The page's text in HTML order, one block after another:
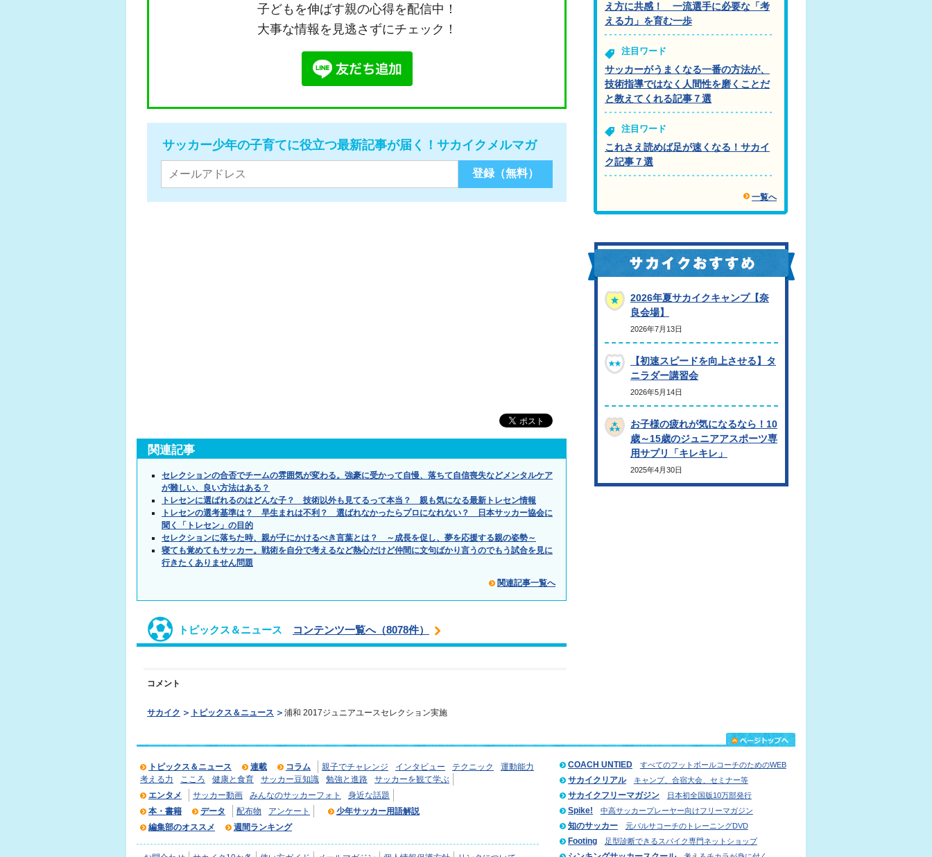
子どもを伸ばす親の心得を配信中！
大事な情報を見逃さずにチェック！
サッカー少年の子育てに役立つ最新記事が届く！サカイクメルマガ
関連記事
セレクションの合否でチームの雰囲気が変わる。強豪に受かって自慢、落ちて自信喪失などメンタルケア
が難しい、良い方法はある？
トレセンに選ばれるのはどんな子？ 技術以外も見てるって本当？ 親も気になる最新トレセン情報
トレセンの選考基準は？ 早生まれは不利？ 選ばれなかったらプロになれない？ 日本サッカー協会に
聞く「トレセン」の目的
セレクションに落ちた時、親が子にかけるべき言葉とは？ ～成長を促し、夢を応援する親の姿勢～
寝ても覚めてもサッカー。戦術を自分で考えるなど熱心だけど仲間に文句ばかり言うのでもう試合を見に
行きたくありません問題
関連記事一覧へ
トピックス＆ニュース コンテンツ一覧へ（8078件）
コメント
サカイク トピックス＆ニュース 浦和 2017ジュニアユースセレクション実施
え方に共感！ 一流選手に必要な「考
える力」を育む一歩
注目ワード
サッカーがうまくなる一番の方法が、
技術指導ではなく人間性を磨くことだ
と教えてくれる記事７選
注目ワード
これさえ読めば足が速くなる！サカイ
ク記事７選
一覧へ
2026年夏サカイクキャンプ【奈
良会場】
2026年7月13日
【初速スピードを向上させる】タ
ニラダー講習会
2026年5月14日
お子様の疲れが気になるなら！10
歳～15歳のジュニアアスポーツ専
用サプリ「キレキレ」
2025年4月30日
トピックス＆ニュース 連載 コラム 親子でチャレンジ インタビュー テクニック
運動能力
考える力
こころ 健康と食育 サッカー豆知識 勉強と進路
サッカーを観て学ぶ
エンタメ
サッカー動画 みんなのサッカーフォト
身近な話題
本・書籍
データ 配布物 アンケート
少年サッカー用語解説
編集部のオススメ
週間ランキング
COACH UNTIED すべてのフットボールコーチのためのWEB
サカイクリアル キャンプ、合宿大会、セミナー等
サカイクフリーマガジン 日本初全国版10万部発行
Spike! 中高サッカープレーヤー向けフリーマガジン
知のサッカー 元バルサコーチのトレーニングDVD
Footing 足型診断できるスパイク専門ネットショップ